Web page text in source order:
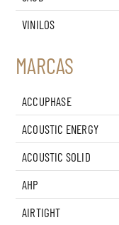
VINILOS
MARCAS
ACCUPHASE
ACOUSTIC ENERGY
ACOUSTIC SOLID
AHP
AIRTIGHT